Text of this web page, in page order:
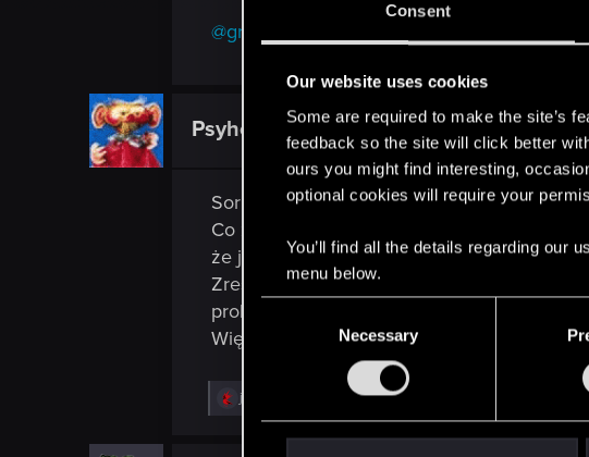
Consent
Our website uses cookies
Some are required to make the site’s
feedback so the site will click better
ours you might find interesting,
optional cookies will require your
You’ll find all the details regarding our
menu below.
Necessary
@gregmastergruda
Psyhe Mentor
Sorry ale wy modzi na tym forum macie
Co z tego że z przed 9 miesięcy ? ktoś
że jest taka a nie inna sytuacja z tym
Zresztą kończyłem wieśka 2 całkiem
problemu który nadal istnieje
Więc nie sądzę że to jest bez sensu !
Rjaskier254 warzochandMaster_Dandelion